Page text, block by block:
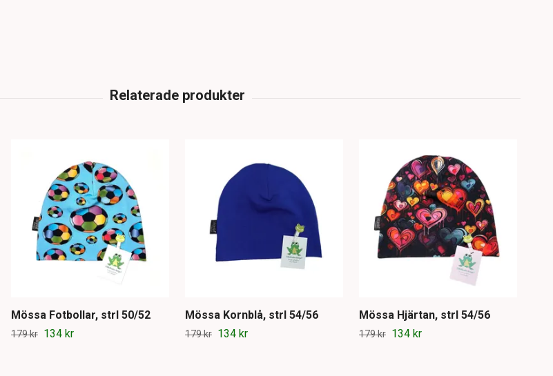
Mössa Fotbollar, strl 50/52
179 kr 134 kr
Mössa Kornblå, strl 54/56
179 kr 134 kr
Mössa Hjärtan, strl 54/56
179 kr 134 kr